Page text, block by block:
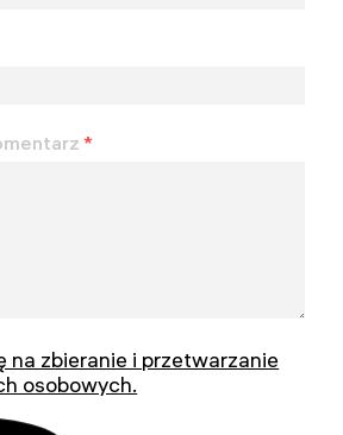
*
na zbieranie i przetwarzanie
osobowych.